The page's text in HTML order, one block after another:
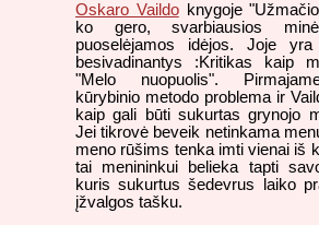
Oskaro Vaildoknygoje
ko gero, svarbiausios
puoselėjamos idėjos. Joje
besivadinantys :Kritikas kaip
"Melo nuopuolis".
kūrybinio metodo problema ir
kaip gali būti sukurtas grynojo
Jei tikrovė beveik netinkama
meno rūšims tenka imti vienai iš
tai menininkui belieka tapti
kuris sukurtus šedevrus laiko
įžvalgos tašku.